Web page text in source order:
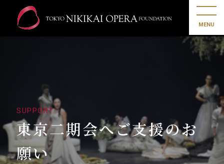
MENU
SUPPORT
東京二期会へご支援のお
願い